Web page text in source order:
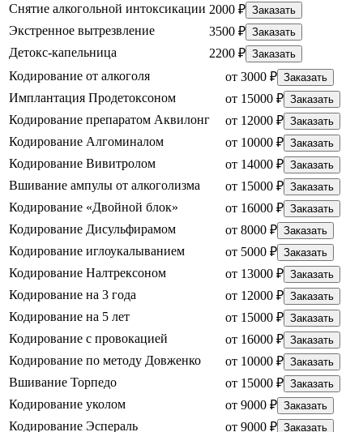
Снятие алкогольной интоксикации 2000 ₽ Заказать
Экстренное вытрезвление 3500 ₽ Заказать
Детокс-капельница 2200 ₽ Заказать
Кодирование от алкоголя от 3000 ₽ Заказать
Имплантация Продетоксоном от 15000 ₽ Заказать
Кодирование препаратом Аквилонг от 12000 ₽ Заказать
Кодирование Алгоминалом от 10000 ₽ Заказать
Кодирование Вивитролом от 14000 ₽ Заказать
Вшивание ампулы от алкоголизма от 15000 ₽ Заказать
Кодирование «Двойной блок» от 16000 ₽ Заказать
Кодирование Дисульфирамом от 8000 ₽ Заказать
Кодирование иглоукалыванием от 5000 ₽ Заказать
Кодирование Налтрексоном от 13000 ₽ Заказать
Кодирование на 3 года от 12000 ₽ Заказать
Кодирование на 5 лет от 15000 ₽ Заказать
Кодирование с провокацией от 16000 ₽ Заказать
Кодирование по методу Довженко от 10000 ₽ Заказать
Вшивание Торпедо от 15000 ₽ Заказать
Кодирование уколом от 9000 ₽ Заказать
Кодирование Эспераль от 9000 ₽ Заказать